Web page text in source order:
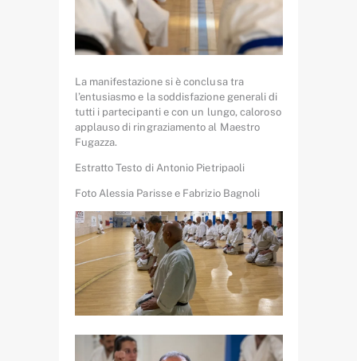
La manifestazione si è conclusa tra
l’entusiasmo e la soddisfazione generali di
tutti i partecipanti e con un lungo, caloroso
applauso di ringraziamento al Maestro
Fugazza.
Estratto Testo di Antonio Pietripaoli
Foto Alessia Parisse e Fabrizio Bagnoli